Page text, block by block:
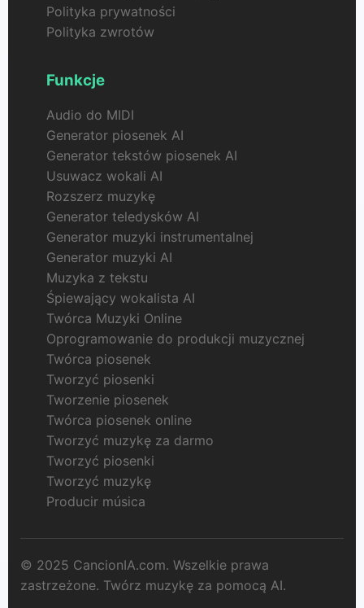
Polityka prywatności
Polityka zwrotów
Funkcje
Audio do MIDI
Generator piosenek AI
Generator tekstów piosenek AI
Usuwacz wokali AI
Rozszerz muzykę
Generator teledysków AI
Generator muzyki instrumentalnej
Generator muzyki AI
Muzyka z tekstu
Śpiewający wokalista AI
Twórca Muzyki Online
Oprogramowanie do produkcji muzycznej
Twórca piosenek
Tworzyć piosenki
Tworzenie piosenek
Twórca piosenek online
Tworzyć muzykę za darmo
Tworzyć piosenki
Tworzyć muzykę
Producir música
© 2025 CancionIA.com. Wszelkie prawa
zastrzeżone. Twórz muzykę za pomocą AI.